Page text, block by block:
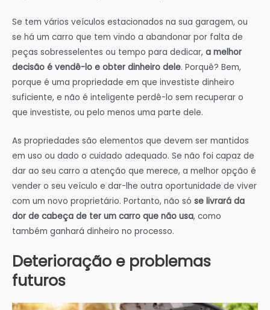
Se tem vários veículos estacionados na sua garagem, ou
se há um carro que tem vindo a abandonar por falta de
peças sobresselentes ou tempo para dedicar, a melhor
decisão é vendê-lo e obter dinheiro dele. Porquê? Bem,
porque é uma propriedade em que investiste dinheiro
suficiente, e não é inteligente perdê-lo sem recuperar o
que investiste, ou pelo menos uma parte dele.
As propriedades são elementos que devem ser mantidos
em uso ou dado o cuidado adequado. Se não foi capaz de
dar ao seu carro a atenção que merece, a melhor opção é
vender o seu veículo e dar-lhe outra oportunidade de viver
com um novo proprietário. Portanto, não só se livrará da
dor de cabeça de ter um carro que não usa, como
também ganhará dinheiro no processo.
Deterioração e problemas
futuros